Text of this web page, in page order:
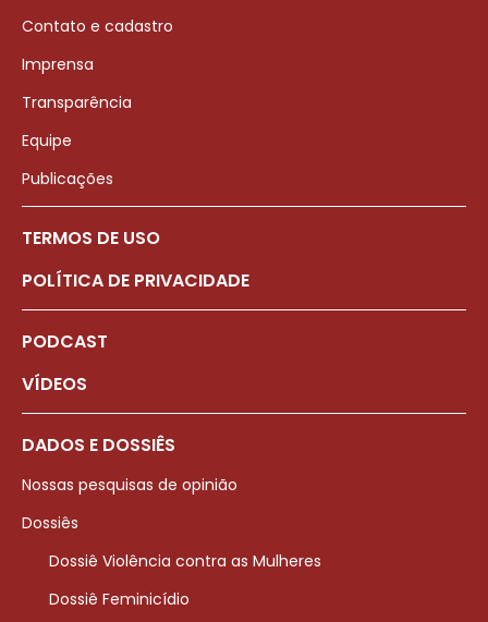
Contato e cadastro
Imprensa
Transparência
Equipe
Publicações
TERMOS DE USO
POLÍTICA DE PRIVACIDADE
PODCAST
VÍDEOS
DADOS E DOSSIÊS
Nossas pesquisas de opinião
Dossiês
Dossiê Violência contra as Mulheres
Dossiê Feminicídio